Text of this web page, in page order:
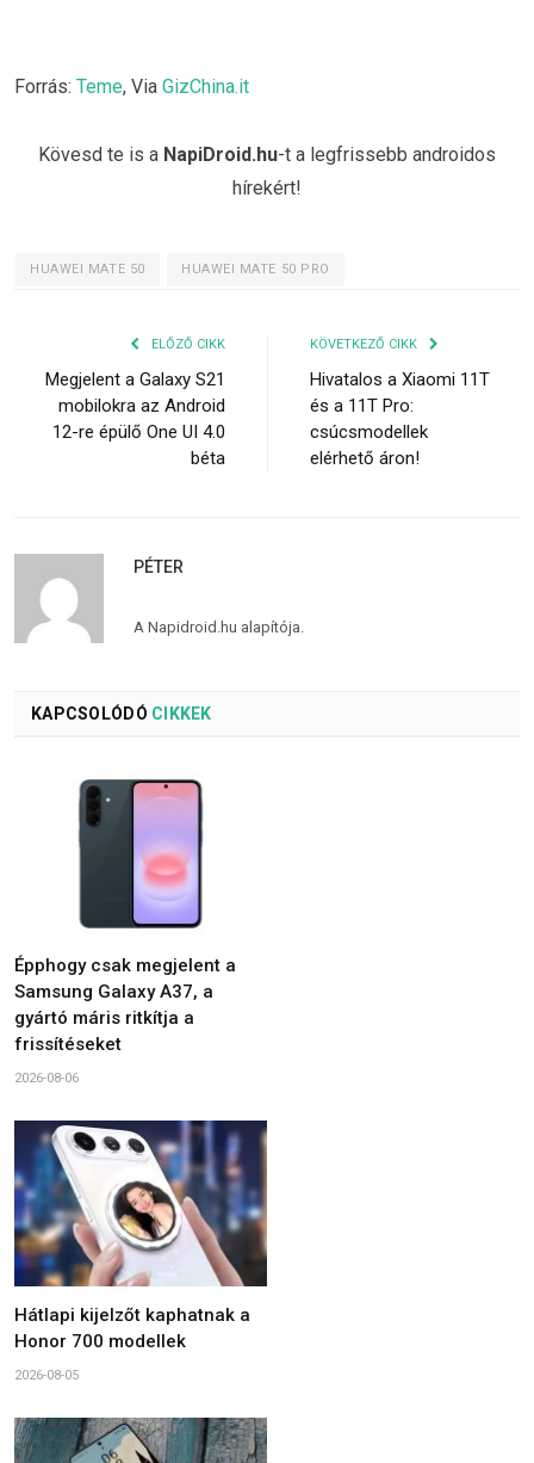
Forrás: Teme, Via GizChina.it
Kövesd te is a NapiDroid.hu-t a legfrissebb androidos
hírekért!
HUAWEI MATE 50 HUAWEI MATE 50 PRO
ELŐZŐ CIKK
Megjelent a Galaxy S21
mobilokra az Android
12-re épülő One UI 4.0
béta
KÖVETKEZŐ CIKK
Hivatalos a Xiaomi 11T
és a 11T Pro:
csúcsmodellek
elérhető áron!
PÉTER
A Napidroid.hu alapítója.
KAPCSOLÓDÓ CIKKEK
Épphogy csak megjelent a
Samsung Galaxy A37, a
gyártó máris ritkítja a
frissítéseket
2026-08-06
Hátlapi kijelzőt kaphatnak a
Honor 700 modellek
2026-08-05